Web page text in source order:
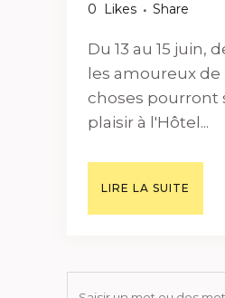
0
Likes Share
Du 13 au 15 juin,
les amoureux
choses pourront
plaisir à l'Hôtel...
LIRE LA SUITE